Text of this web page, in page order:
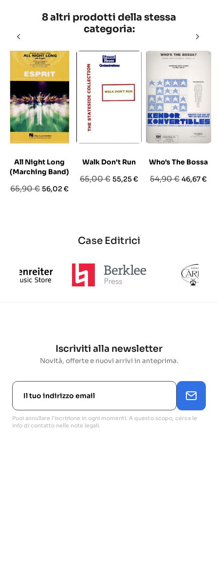
8 altri prodotti della stessa
categoria:
All Night Long
(Marching Band)
Prezzo
65,90 €Prezzo
56,02 €
Walk Don't Run
Prezzo
65,00 € Prezzo
55,25 €
Who's The Bossa
Prezzo
54,90 € Prezzo
46,67 €
Case Editrici
Iscriviti alla newsletter
Novità, offerte e nuovi arrivi in anteprima.
Puoi annullare l'iscrizione in ogni momenti. A questo scopo, cerca le
info di contatto nelle note legali.